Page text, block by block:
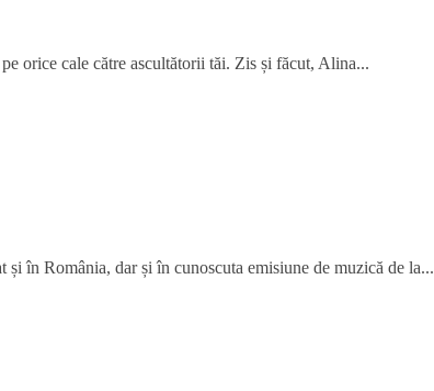
orice cale către ascultătorii tăi. Zis și făcut, Alina...
și în România, dar și în cunoscuta emisiune de muzică de la...